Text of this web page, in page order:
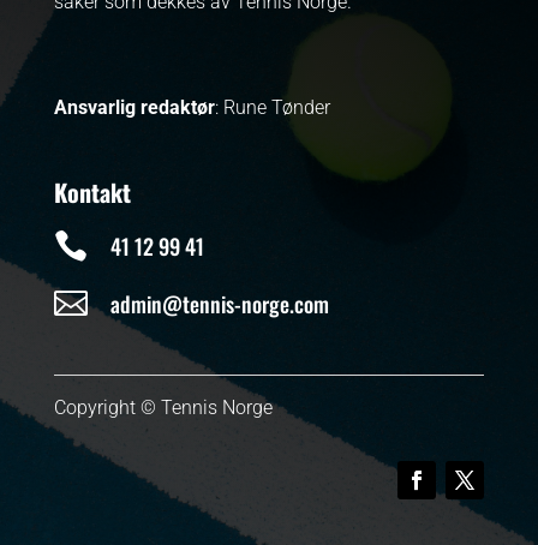
Ansvarlig redaktør: Rune Tønder
Kontakt
 41 12 99 41
 admin@tennis-norge.com
Copyright © Tennis Norge